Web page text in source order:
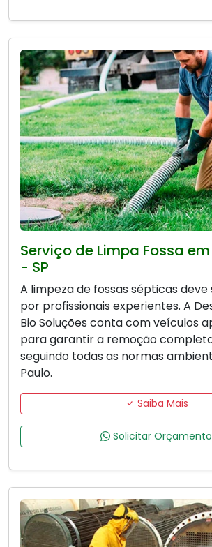
Serviço de Limpa Fossa
- SP
A limpeza de fossas sépticas
por profissionais experientes. A
Bio Soluções conta com veículos
para garantir a remoção
seguindo todas as normas
Paulo.
Saiba Mais
Solicitar Orçamento